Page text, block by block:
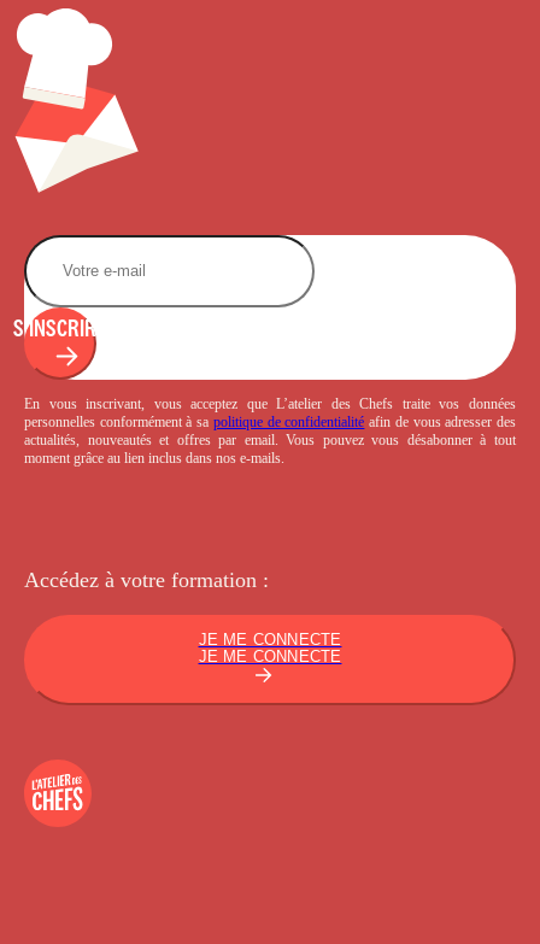
S'INSCRIRE
En vous inscrivant, vous acceptez que L’atelier des Chefs traite vos données
personnelles conformément à sa politique de confidentialité afin de vous adresser des
actualités, nouveautés et offres par email. Vous pouvez vous désabonner à tout
moment grâce au lien inclus dans nos e-mails.
Accédez à votre formation :
JE ME CONNECTE
JE ME CONNECTE